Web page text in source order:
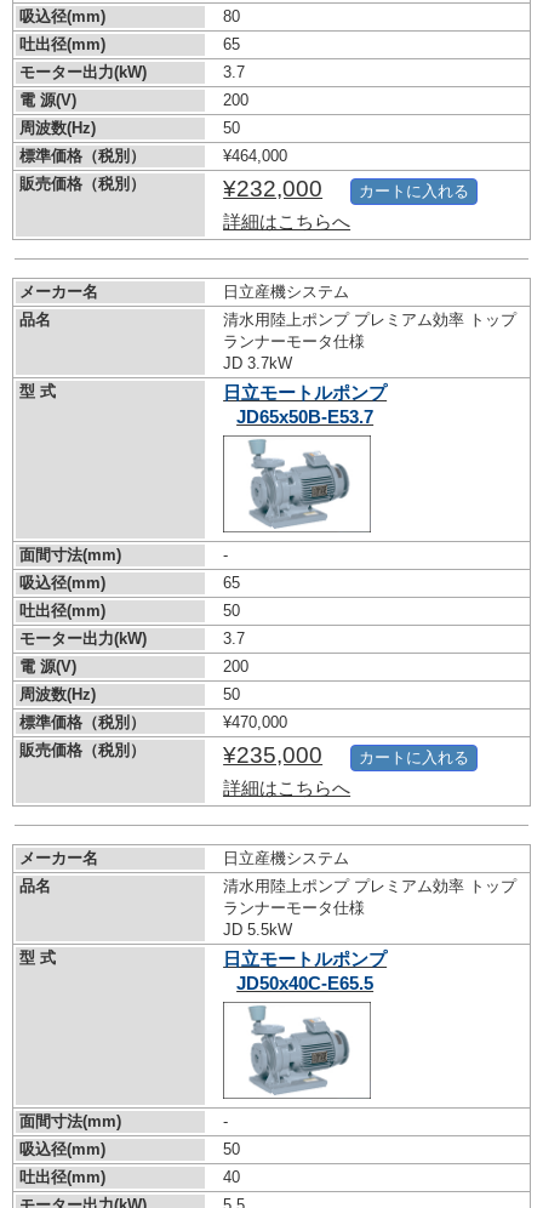
吸込径(mm)
80
吐出径(mm)
65
モーター出力(kW)
3.7
電 源(V)
200
周波数(Hz)
50
標準価格（税別）
¥464,000
販売価格（税別）
¥232,000
詳細はこちらへ
カートに入れる
メーカー名
日立産機システム
品名
清水用陸上ポンプ プレミアム効率 トップ
ランナーモータ仕様
JD 3.7kW
型 式
日立モートルポンプ
JD65x50B-E53.7
面間寸法(mm)
-
吸込径(mm)
65
吐出径(mm)
50
モーター出力(kW)
3.7
電 源(V)
200
周波数(Hz)
50
標準価格（税別）
¥470,000
販売価格（税別）
¥235,000
詳細はこちらへ
カートに入れる
メーカー名
日立産機システム
品名
清水用陸上ポンプ プレミアム効率 トップ
ランナーモータ仕様
JD 5.5kW
型 式
日立モートルポンプ
JD50x40C-E65.5
面間寸法(mm)
-
吸込径(mm)
50
吐出径(mm)
40